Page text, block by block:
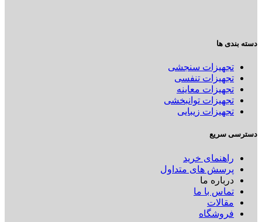
دسته بندی ها
تجهیزات سنجشی
تجهیزات تنفسی
تجهیزات معاینه
تجهیزات توانبخشی
تجهیزات زیبایی
دسترسی سریع
راهنمای خرید
پرسش های متداول
درباره ما
تماس با ما
مقالات
فروشگاه